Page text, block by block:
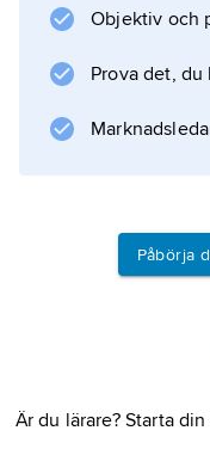
Objektiv och
Prova det,
Påbörja
Är du lärare? Starta